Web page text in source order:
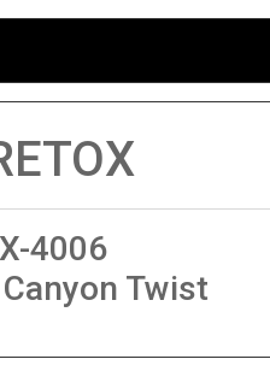
4006
Twist